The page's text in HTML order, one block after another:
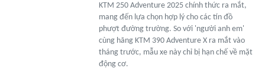
KTM 250 Adventure 2025 chính thức ra mắt,
mang đến lựa chọn hợp lý cho các tín đồ
phượt đường trường. So với 'người anh em'
cùng hãng KTM 390 Adventure X ra mắt vào
tháng trước, mẫu xe này chỉ bị hạn chế về mặt
động cơ.